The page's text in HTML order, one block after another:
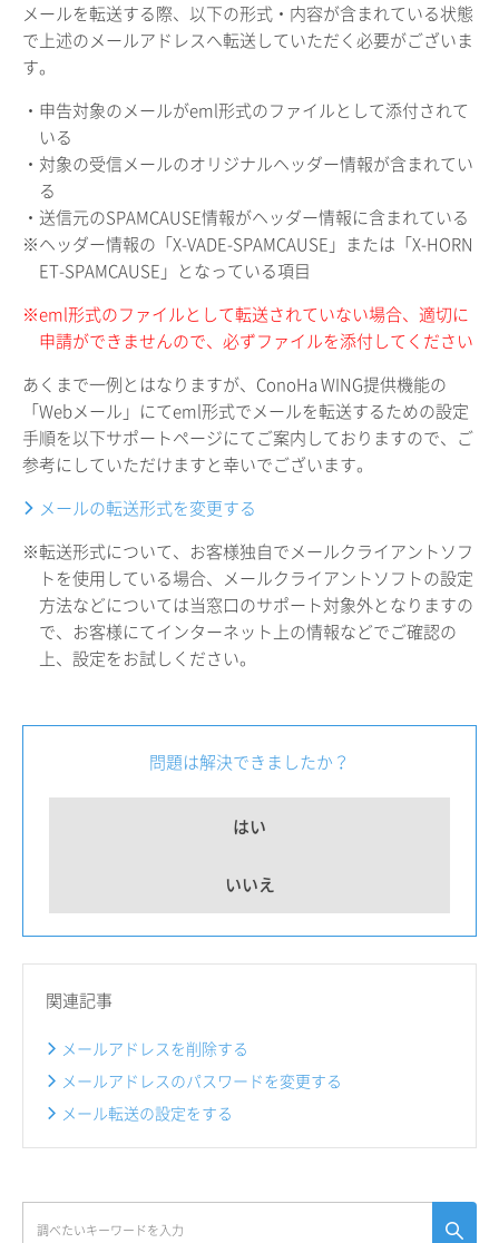
メールを転送する際、以下の形式・内容が含まれている状態
で上述のメールアドレスへ転送していただく必要がございま
す。
・申告対象のメールがeml形式のファイルとして添付されて
いる
・対象の受信メールのオリジナルヘッダー情報が含まれてい
る
・送信元のSPAMCAUSE情報がヘッダー情報に含まれている
※ヘッダー情報の「X-VADE-SPAMCAUSE」または「X-HORN
ET-SPAMCAUSE」となっている項目
※eml形式のファイルとして転送されていない場合、適切に
申請ができませんので、必ずファイルを添付してください
あくまで一例とはなりますが、ConoHa WING提供機能の
「Webメール」にてeml形式でメールを転送するための設定
手順を以下サポートページにてご案内しておりますので、ご
参考にしていただけますと幸いでございます。
メールの転送形式を変更する
※転送形式について、お客様独自でメールクライアントソフ
トを使用している場合、メールクライアントソフトの設定
方法などについては当窓口のサポート対象外となりますの
で、お客様にてインターネット上の情報などでご確認の
上、設定をお試しください。
問題は解決できましたか？
はい
いいえ
関連記事
メールアドレスを削除する
メールアドレスのパスワードを変更する
メール転送の設定をする